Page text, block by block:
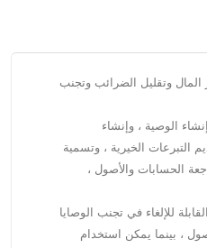
وتقليل الضرائب وتجنب
الوصية ، وإنشاء
التبرعات الخيرية ، وتسمية
الحسابات والأصول ،
للإلغاء في تجنب الوصايا
، بينما يمكن استخدام